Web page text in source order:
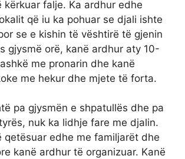
kërkuar falje. Ka ardhur edhe
që iu ka pohuar se djali ishte
se e kishin të vështirë të gjenin
gjysmë orë, kanë ardhur aty 10-
me pronarin dhe kanë
me hekur dhe mjete të forta.
pa gjysmën e shpatullës dhe pa
nuk ka lidhje fare me djalin.
qetësuar edhe me familjarët dhe
kanë ardhur të organizuar. Kanë